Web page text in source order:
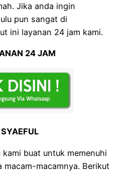
Jika anda ingin
pun sangat di
ini layanan 24 jam kami.
24 JAM
SYAEFUL
buat untuk memenuhi
macam-macamnya. Berikut